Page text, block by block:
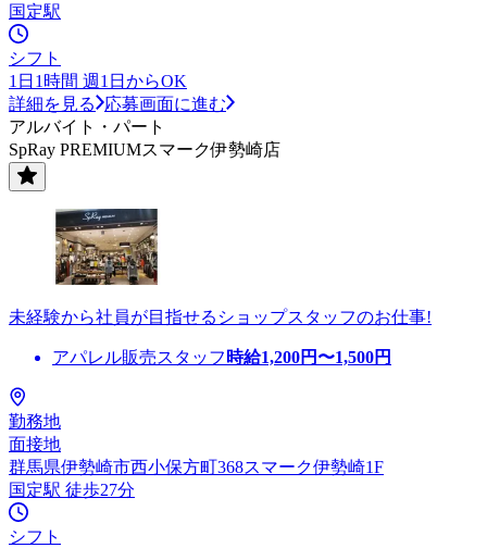
国定駅
シフト
1日1時間 週1日からOK
詳細を見る
応募画面に進む
アルバイト・パート
SpRay PREMIUMスマーク伊勢崎店
未経験から社員が目指せるショップスタッフのお仕事!
アパレル販売スタッフ 時給1,200円〜1,500円
勤務地
面接地
群馬県伊勢崎市西小保方町368スマーク伊勢崎1F
国定駅 徒歩27分
シフト